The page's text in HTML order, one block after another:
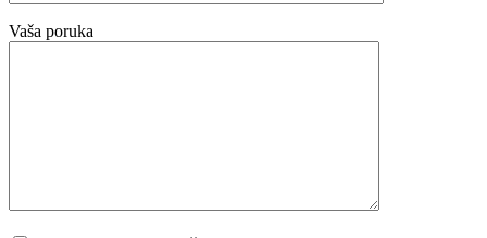
Vaša poruka